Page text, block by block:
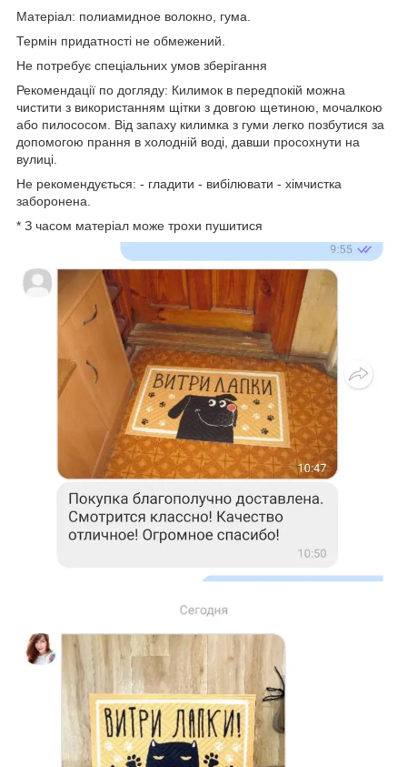
Матеріал: полиамидное волокно, гума.
Термін придатності не обмежений.
Не потребує спеціальних умов зберігання
Рекомендації по догляду: Килимок в передпокій можна
чистити з використанням щітки з довгою щетиною, мочалкою
або пилососом. Від запаху килимка з гуми легко позбутися за
допомогою прання в холодній воді, давши просохнути на
вулиці.
Не рекомендується: - гладити - вибілювати - хімчистка
заборонена.
* З часом матеріал може трохи пушитися